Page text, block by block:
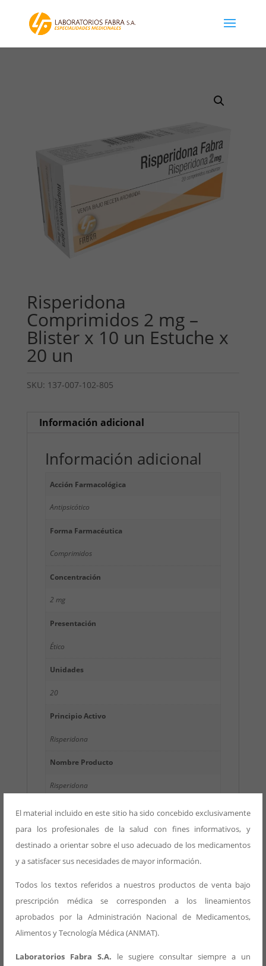
El material incluido en este sitio ha sido concebido exclusivamente
para los profesionales de la salud con fines informativos, y
destinado a orientar sobre el uso adecuado de los medicamentos
y a satisfacer sus necesidades de mayor información.
Todos los textos referidos a nuestros productos de venta bajo
prescripción médica se corresponden a los lineamientos
aprobados por la Administración Nacional de Medicamentos,
Alimentos y Tecnología Médica (ANMAT).
Laboratorios Fabra S.A. le sugiere consultar siempre a un
Risperidona
Comprimidos 2 mg –
Blister x 10 un Estuche x
20 un
SKU: 137-007-102-805
Información adicional
Información adicional
Acción Farmacológica
Antipsicótico
Forma Farmacéutica
Comprimidos
Concentración
2 mg
Presentación
Ético
Unidades
20
Principio Activo
Risperidona
Nombre Producto
Risperidona
Acondicionamiento
Estuche